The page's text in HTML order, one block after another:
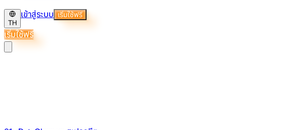
TH
เข้าสู่ระบบ เริ่มใช้ฟรี
เริ่มใช้ฟรี